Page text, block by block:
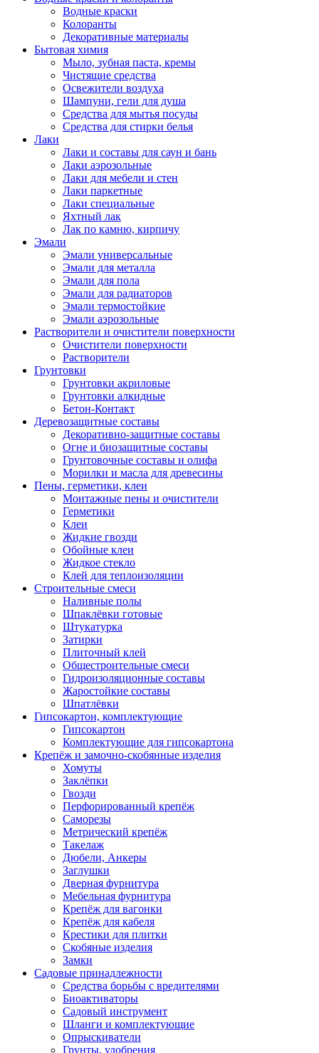
Водные краски
Колоранты
Декоративные материалы
Бытовая химия
Мыло, зубная паста, кремы
Чистящие средства
Освежители воздуха
Шампуни, гели для душа
Средства для мытья посуды
Средства для стирки белья
Лаки
Лаки и составы для саун и бань
Лаки аэрозольные
Лаки для мебели и стен
Лаки паркетные
Лаки специальные
Яхтный лак
Лак по камню, кирпичу
Эмали
Эмали универсальные
Эмали для металла
Эмали для пола
Эмали для радиаторов
Эмали термостойкие
Эмали аэрозольные
Растворители и очистители поверхности
Очистители поверхности
Растворители
Грунтовки
Грунтовки акриловые
Грунтовки алкидные
Бетон-Контакт
Деревозащитные составы
Декоративно-защитные составы
Огне и биозащитные составы
Грунтовочные составы и олифа
Морилки и масла для древесины
Пены, герметики, клеи
Монтажные пены и очистители
Герметики
Клеи
Жидкие гвозди
Обойные клеи
Жидкое стекло
Клей для теплоизоляции
Строительные смеси
Наливные полы
Шпаклёвки готовые
Штукатурка
Затирки
Плиточный клей
Общестроительные смеси
Гидроизоляционные составы
Жаростойкие составы
Шпатлёвки
Гипсокартон, комплектующие
Гипсокартон
Комплектующие для гипсокартона
Крепёж и замочно-скобянные изделия
Хомуты
Заклёпки
Гвозди
Перфорированный крепёж
Саморезы
Метрический крепёж
Такелаж
Дюбели, Анкеры
Заглушки
Дверная фурнитура
Мебельная фурнитура
Крепёж для вагонки
Крепёж для кабеля
Крестики для плитки
Скобяные изделия
Замки
Садовые принадлежности
Средства борьбы с вредителями
Биоактиваторы
Садовый инструмент
Шланги и комплектующие
Опрыскиватели
Грунты, удобрения